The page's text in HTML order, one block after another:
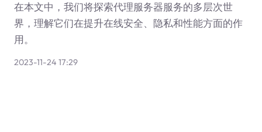
在本文中，我们将探索代理服务器服务的多层次世
界，理解它们在提升在线安全、隐私和性能方面的作
用。
2023-11-24 17:29